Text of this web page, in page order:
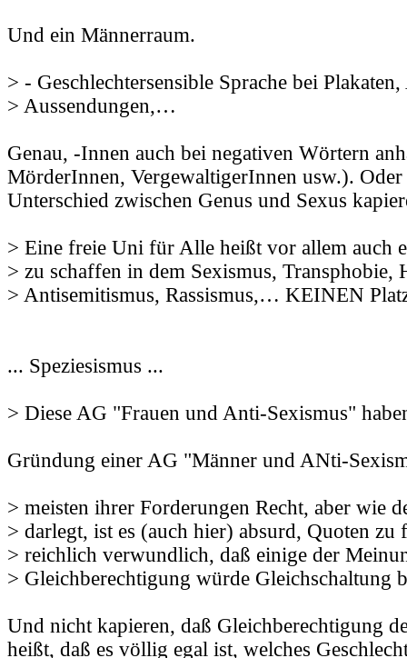
Und ein Männerraum.
> - Geschlechtersensible Sprache bei
> Aussendungen,…
Genau, -Innen auch bei negativen Wörtern
MörderInnen, VergewaltigerInnen usw.).
Unterschied zwischen Genus und Sexus
> Eine freie Uni für Alle heißt vor allem auch
> zu schaffen in dem Sexismus, Transphobie,
> Antisemitismus, Rassismus,… KEINEN
... Speziesismus ...
> Diese AG "Frauen und Anti-Sexismus"
Gründung einer AG "Männer und ANti-
> meisten ihrer Forderungen Recht, aber wie
> darlegt, ist es (auch hier) absurd, Quoten zu
> reichlich verwundlich, daß einige der
> Gleichberechtigung würde Gleichschaltung
Und nicht kapieren, daß Gleichberechtigung
heißt, daß es völlig egal ist, welches